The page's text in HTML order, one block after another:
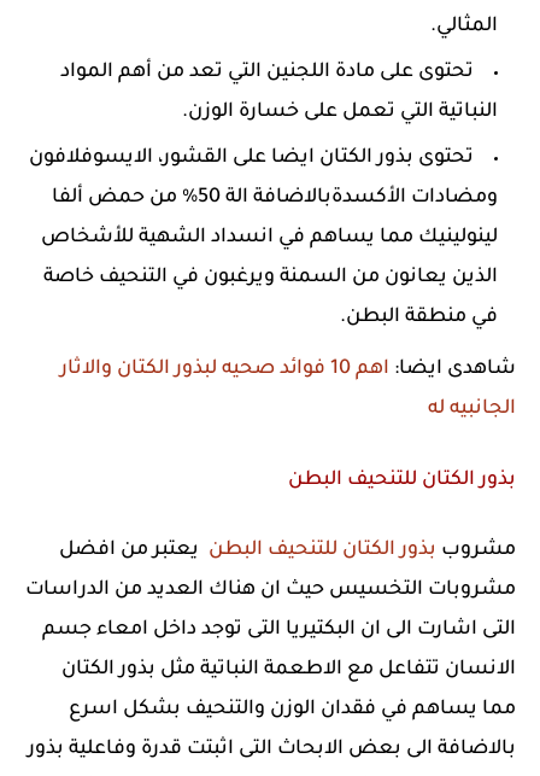
المثالي.
تحتوى على مادة اللجنين التي تعد من أهم المواد
النباتية التي تعمل على خسارة الوزن.
تحتوى بذور الكتان ايضا على القشور، الايسوفلافون
ومضادات الأكسدةبالاضافة الة 50% من حمض ألفا
لينولينيك مما يساهم في انسداد الشهية للأشخاص
الذين يعانون من السمنة ويرغبون في التنحيف خاصة
في منطقة البطن.
شاهدى ايضا:
اهم 10 فوائد صحيه لبذور الكتان والاثار
الجانبيه له
بذور الكتان للتنحيف البطن
مشروب بذور الكتان للتنحيف البطن يعتبر من افضل
مشروبات التخسيس حيث ان هناك العديد من الدراسات
التى اشارت الى ان البكتيريا التى توجد داخل امعاء جسم
الانسان تتفاعل مع الاطعمة النباتية مثل بذور الكتان
مما يساهم في فقدان الوزن والتنحيف بشكل اسرع
بالاضافة الى بعض الابحاث التى اثبتت قدرة وفاعلية بذور